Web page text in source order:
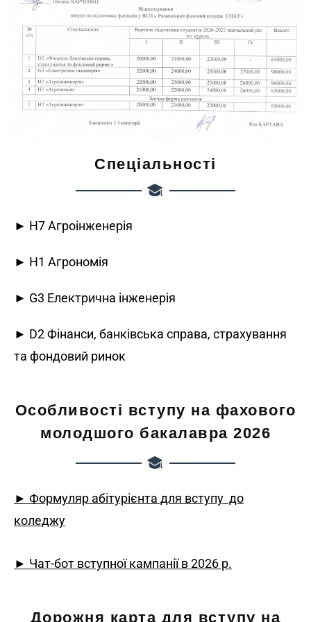
Спеціальності
► H7 Агроінженерія
► H1 Агрономія
► G3 Електрична інженерія
► D2 Фінанси, банківська справа, страхування
та фондовий ринок
Особливості вступу на фахового
молодшого бакалавра 2026
► Формуляр абітурієнта для вступу до
коледжу
► Чат-бот вступної кампанії в 2026 р.
Дорожня карта для вступу на